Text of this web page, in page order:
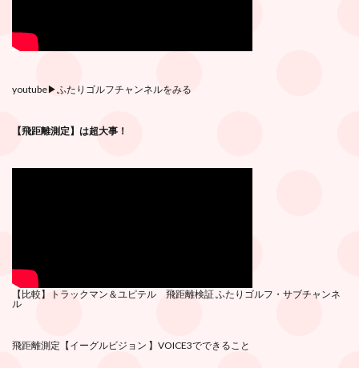
youtube▶︎ふたりゴルフチャンネルをみる
【飛距離測定】は超大事！
【比較】トラックマン＆ユピテル 飛距離検証ふたりゴルフ・サブチ ャンネ
ル
飛距離測定 【イーグルビジョン 】VOICE3でできること